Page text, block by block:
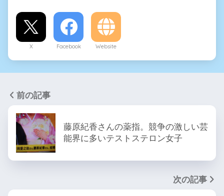
X Facebook Website
前の記事
藤原紀香さんの薬指。競争の激しい芸
能界に多いテストステロン女子
次の記事